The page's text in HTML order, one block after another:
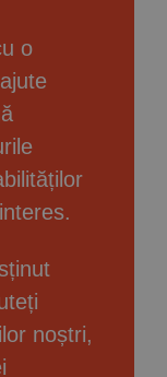
o
noștri,